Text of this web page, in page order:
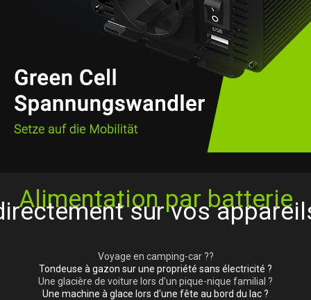
Alimentation par batterie
sur vos
Voyage en camping-car ??
Tondeuse à gazon sur une propriété sans électricité ?
Une glacière de voiture lors d'un pique-nique familial ?
Une machine à glace lors d'une fête au bord du lac ?